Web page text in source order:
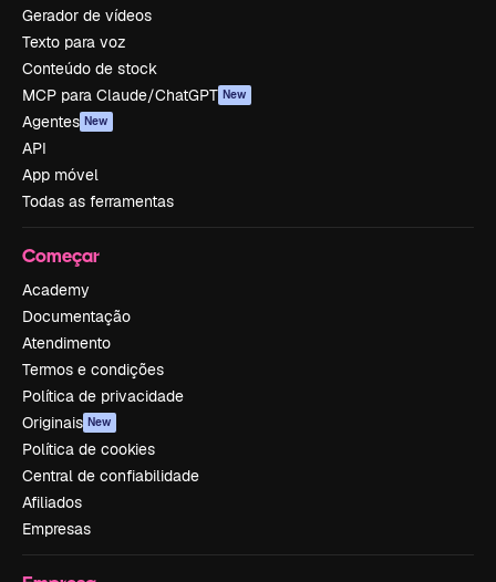
Gerador de vídeos
Texto para voz
Conteúdo de stock
MCP para Claude/ChatGPT New
Agentes New
API
App móvel
Todas as ferramentas
Começar
Academy
Documentação
Atendimento
Termos e condições
Política de privacidade
Originais New
Política de cookies
Central de confiabilidade
Afiliados
Empresas